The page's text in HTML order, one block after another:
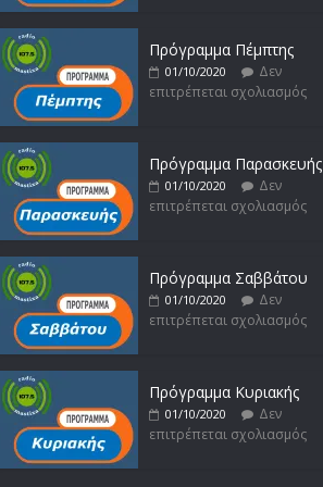
Πρόγραμμα Πέμπτης
01/10/2020
Δεν
επιτρέπεται σχολιασμός
Πρόγραμμα Παρασκευής
01/10/2020
Δεν
επιτρέπεται σχολιασμός
Πρόγραμμα Σαββάτου
01/10/2020
Δεν
επιτρέπεται σχολιασμός
Πρόγραμμα Κυριακής
01/10/2020
Δεν
επιτρέπεται σχολιασμός